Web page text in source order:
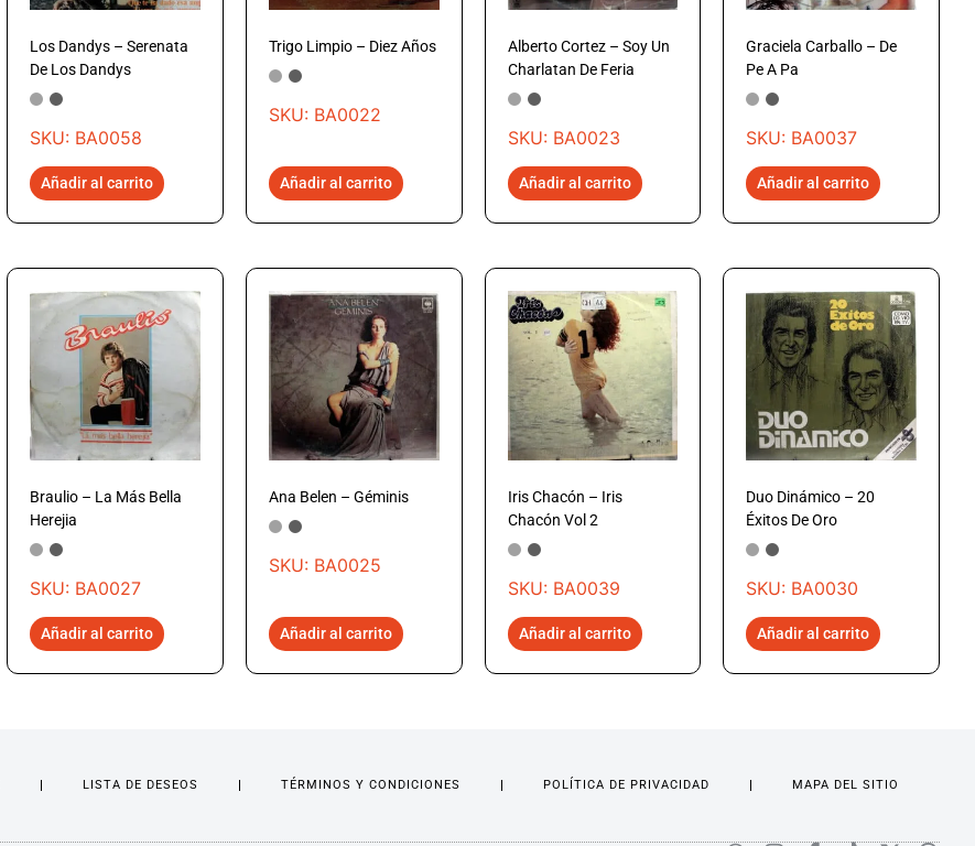
Los Dandys – Serenata
De Los Dandys
SKU: BA0058
Añadir al carrito
Trigo Limpio – Diez Años
SKU: BA0022
Añadir al carrito
Alberto Cortez – Soy Un
Charlatan De Feria
SKU: BA0023
Añadir al carrito
Graciela Carballo – De
Pe A Pa
SKU: BA0037
Añadir al carrito
Braulio – La Más Bella
Herejia
SKU: BA0027
Añadir al carrito
Ana Belen – Géminis
SKU: BA0025
Añadir al carrito
Iris Chacón – Iris
Chacón Vol 2
SKU: BA0039
Añadir al carrito
Duo Dinámico – 20
Éxitos De Oro
SKU: BA0030
Añadir al carrito
LISTA DE DESEOS TÉRMINOS Y CONDICIONES POLÍTICA DE PRIVACIDAD MAPA DEL SITIO